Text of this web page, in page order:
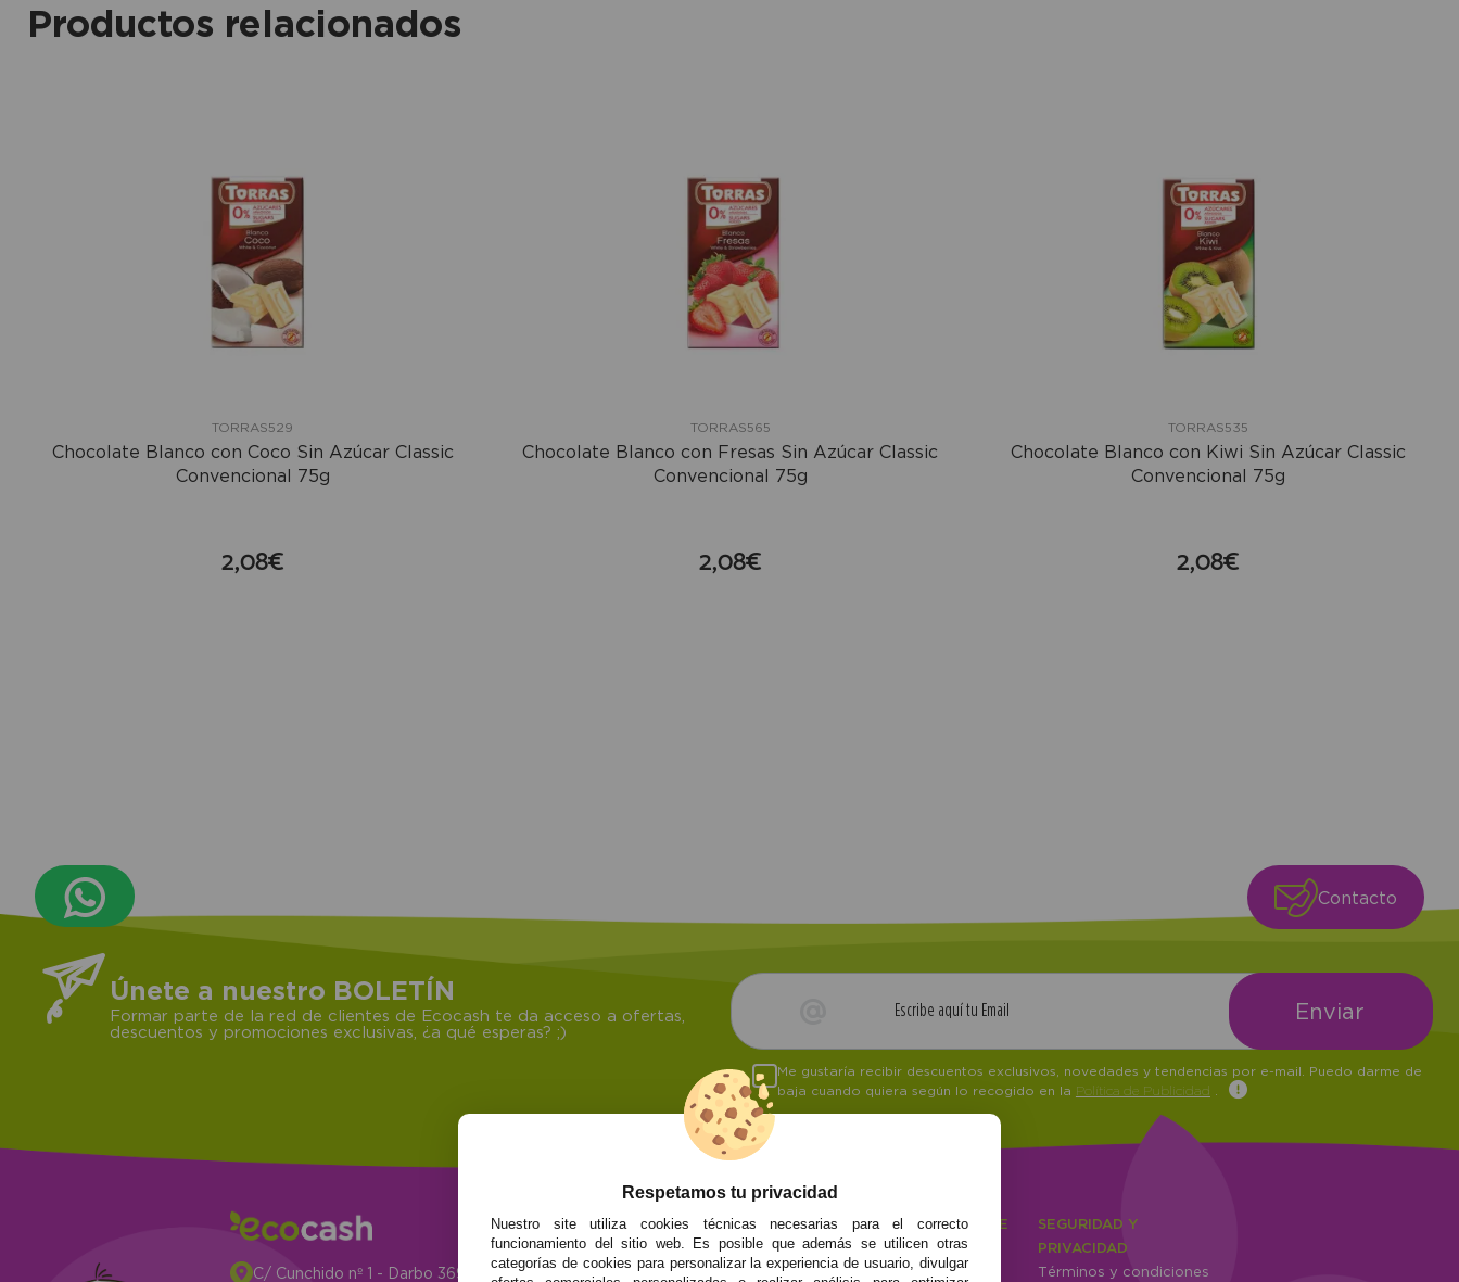
Productos relacionados
TORRAS529
Chocolate Blanco con Coco Sin Azúcar Classic
Convencional 75g
2,08€
TORRAS565
Chocolate Blanco con Fresas Sin Azúcar Classic
Convencional 75g
2,08€
TORRAS535
Chocolate Blanco con Kiwi Sin Azúcar Classic
Convencional 75g
2,08€
Únete a nuestro BOLETÍN
Formar parte de la red de clientes de Ecocash te da acceso a ofertas,
descuentos y promociones exclusivas, ¿a qué esperas? ;)
Me gustaría recibir descuentos exclusivos, novedades y tendencias por e-mail. Puedo darme de
baja cuando quiera según lo recogido en la Política de Publicidad
C/ Cunchido nº 1 - Darbo 36940 Cangas
NOSOTROS
Quiénes somos
Info
ATENCIÓN AL CLIENTE
Envíos y devoluciones
Formas de pago
SEGURIDAD Y
PRIVACIDAD
Términos y condiciones
Contacto
Respetamos tu privacidad
Nuestro site utiliza cookies técnicas necesarias para el correcto
funcionamiento del sitio web. Es posible que además se utilicen otras
categorías de cookies para personalizar la experiencia de usuario, divulgar